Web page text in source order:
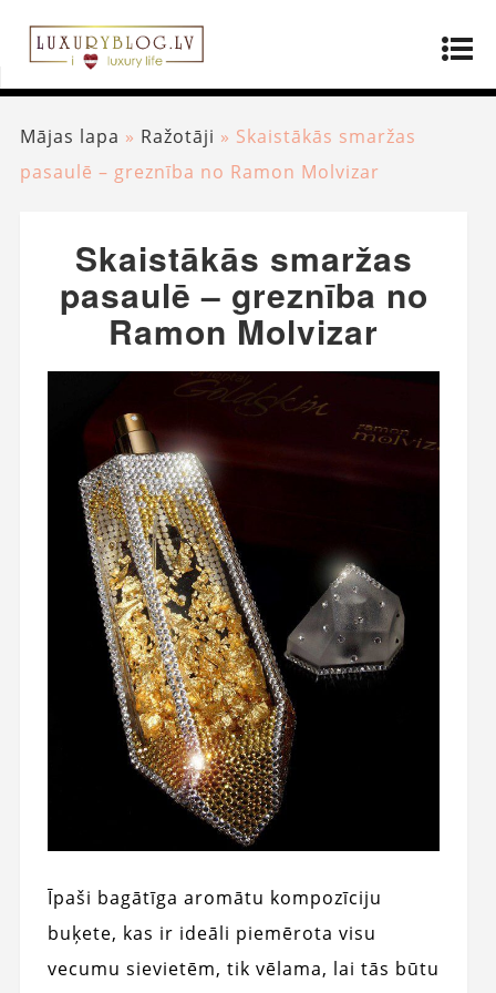
Mājas lapa » Ražotāji » Skaistākās smaržas
pasaulē – greznība no Ramon Molvizar
Skaistākās smaržas
pasaulē – greznība no
Ramon Molvizar
Īpaši bagātīga aromātu kompozīciju
buķete, kas ir ideāli piemērota visu
vecumu sievietēm, tik vēlama, lai tās būtu